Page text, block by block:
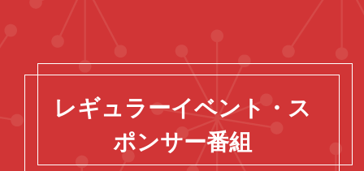
レギュラーイベント・ス
ポンサー番組